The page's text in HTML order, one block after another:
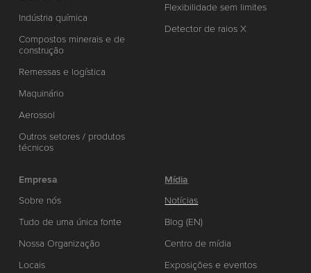
Indústria química
Compostos minerais e de
construção
Remessas e logística
Maquinário
Aerossol
Outros setores / produtos
técnicos
Flexibilidade sem limites
Detector de raios X
Empresa
Sobre nós
Tudo de uma única fonte
Nossa Organização
Locais
Mídia
Notícias
Blog (EN)
Centro de mídia
Exposições e eventos